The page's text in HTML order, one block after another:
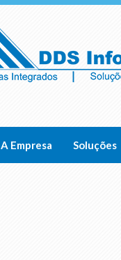
A Empresa Soluções